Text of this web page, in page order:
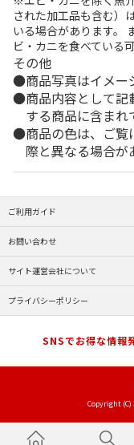
された加工品も含む）
いる場合があります。
ビ・カニを食べている
その他
商品写真はイメー
商品内容として
する商品に含まれ
商品の色は、ご
際と異なる場合が
ご利用ガイド
お問い合わせ
サイト運営会社について
プライバシーポリシー
SNSでお得な情報
Copyright (C)